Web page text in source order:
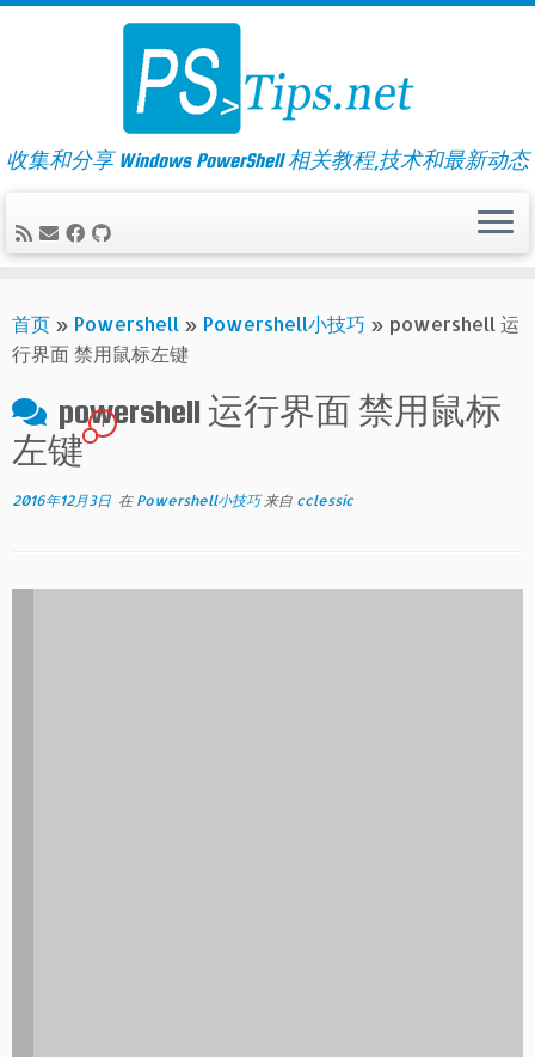
Skip
收集和分享 Windows PowerShell 相关教程,技术和最新动态
首页 » Powershell » Powershell小技巧 » powershell 运
行界面 禁用鼠标左键
powershell 运行界面 禁用鼠标
左键
1
2016年12月3日 在 Powershell小技巧来自 cclessic